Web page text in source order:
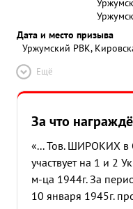
Дата и место призыва
Уржумский РВК,
Ещё
За что
«... Тов. ШИРОКИХ в
участвует на 1 и 2
м-ца 1944г. За
10 января 1945г.